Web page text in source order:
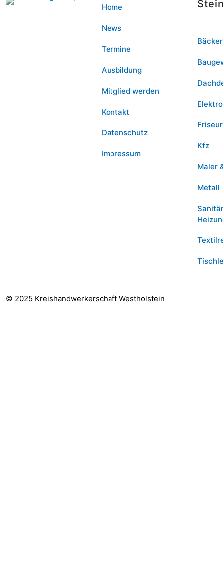
Home
News
Termine
Ausbildung
Mitglied werden
Kontakt
Datenschutz
Impressum
Bäcker
Elektro
Kfz
Maler
Metall
© 2025 Kreishandwerkerschaft Westholstein